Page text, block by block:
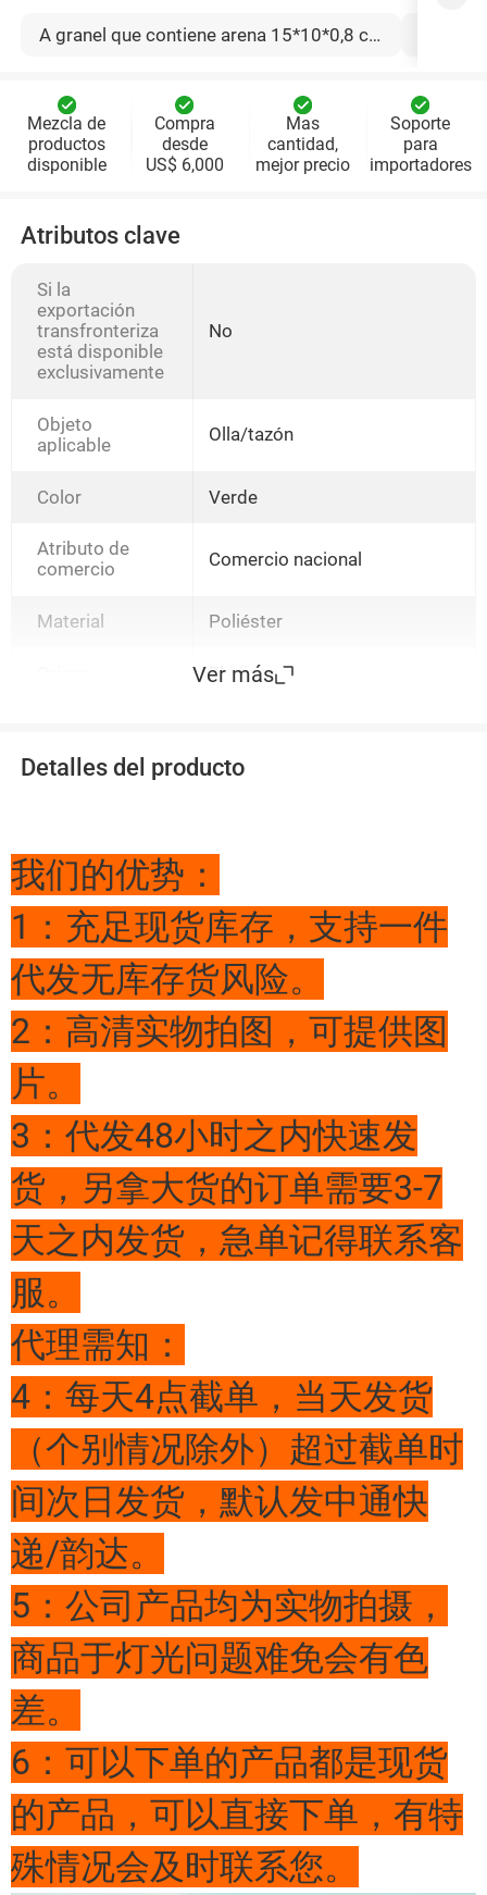
A granel que contiene arena 15*10*0,8 cm sobre
Mezcla de
productos
disponible
Compra
desde
US$ 6,000
Mas
cantidad,
mejor precio
Soporte
para
importadores
Atributos clave
Si la
exportación
transfronteriza
está disponible
exclusivamente
No
Objeto
aplicable
Olla/tazón
Color Verde
Atributo de
comercio
Comercio nacional
Material Poliéster
Zhejiang
Ver más
Detalles del producto
我们的优势：
1：充足现货库存，支持一件
代发无库存货风险。
2：高清实物拍图，可提供图
片。
3：代发48小时之内快速发
货，另拿大货的订单需要3-7
天之内发货，急单记得联系客
服。
代理需知：
4：每天4点截单，当天发货
（个别情况除外）超过截单时
间次日发货，默认发中通快
递/韵达。
5：公司产品均为实物拍摄，
商品于灯光问题难免会有色
差。
6：可以下单的产品都是现货
的产品，可以直接下单，有特
殊情况会及时联系您。